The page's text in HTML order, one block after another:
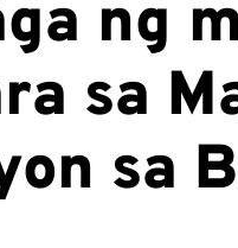
ng
sa
sa